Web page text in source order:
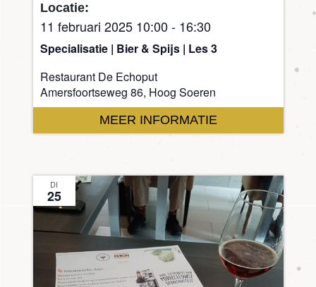
11 februari 2025 10:00 - 16:30
Specialisatie | Bier & Spijs | Les 3
Locatie:
Restaurant De Echoput
Amersfoortseweg 86, Hoog Soeren
MEER INFORMATIE
DI
25